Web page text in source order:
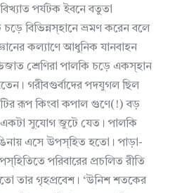
পর্যটক ইবনে বতুতা
বিভিন্নস্হানে ভ্রমণ করেন বলে
কল্যাণে আধুনিক যানবাহন
শ্রেণিরা পালকি চড়ে একস্হান
গরীবগুর্বাদের পদযুগল ছিল
রূপ কিংবা কপাল গুণে(!) বড়
একটা সুযোগ জুটে যেত। পালকি
এসে উপস্হিত হতো। পাড়া-
পরিবারের প্রচলিত রীতি
তার গৃহপ্রবেশ। ‘উনিশ শতকের